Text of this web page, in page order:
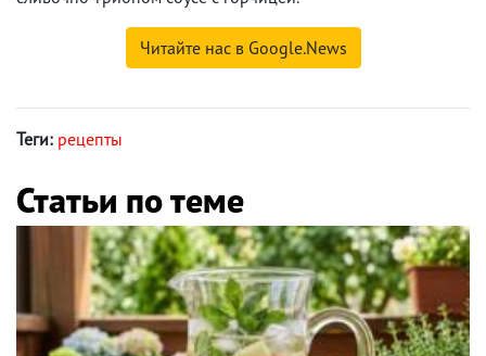
Читайте нас в Google.News
Теги: рецепты
Статьи по теме